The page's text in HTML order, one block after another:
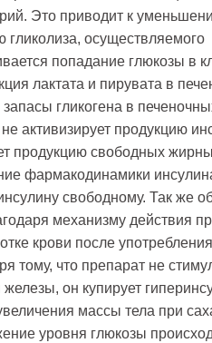
Это приводит к
гликолиза, осуществляемого
попадание глюкозы в
лактата и пирувата в
гликогена в
активизирует продукцию
продукцию свободных
фармакодинамики
свободному. Так же
механизму действия
крови после
тому, что препарат не
он купирует
массы тела при
уровня глюкозы